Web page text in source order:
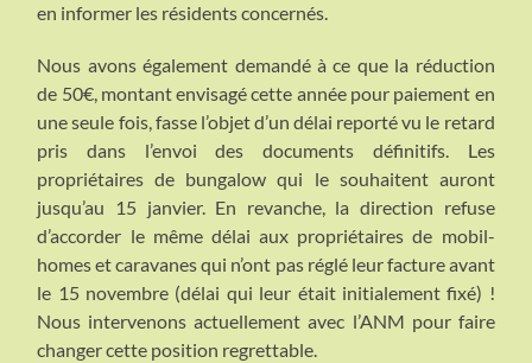
en informer les résidents concernés.
Nous avons également demandé à ce que la réduction
de 50€, montant envisagé cette année pour paiement en
une seule fois, fasse l’objet d’un délai reporté vu le retard
pris dans l’envoi des documents définitifs. Les
propriétaires de bungalow qui le souhaitent auront
jusqu’au 15 janvier. En revanche, la direction refuse
d’accorder le même délai aux propriétaires de mobil-
homes et caravanes qui n’ont pas réglé leur facture avant
le 15 novembre (délai qui leur était initialement fixé) !
Nous intervenons actuellement avec l’ANM pour faire
changer cette position regrettable.